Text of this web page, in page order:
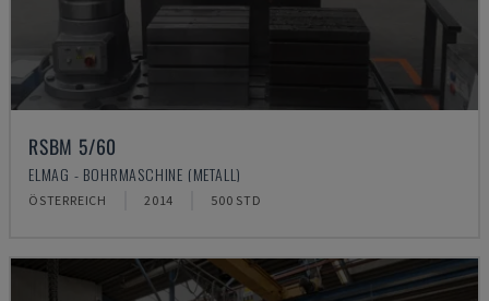
RSBM 5/60
ELMAG - BOHRMASCHINE (METALL)
ÖSTERREICH 2014 500 STD